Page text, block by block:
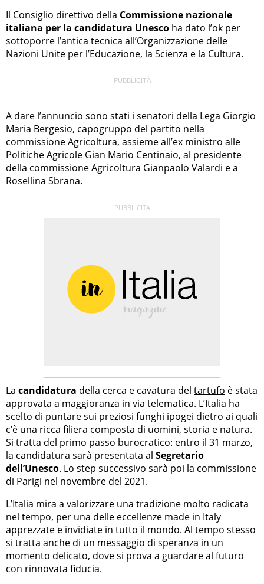
Il Consiglio direttivo della Commissione nazionale
italiana per la candidatura Unesco ha dato l’ok per
sottoporre l’antica tecnica all’Organizzazione delle
Nazioni Unite per l’Educazione, la Scienza e la Cultura.
A dare l’annuncio sono stati i senatori della Lega Giorgio
Maria Bergesio, capogruppo del partito nella
commissione Agricoltura, assieme all’ex ministro alle
Politiche Agricole Gian Mario Centinaio, al presidente
della commissione Agricoltura Gianpaolo Valardi e a
Rosellina Sbrana.
La candidatura della cerca e cavatura del tartufo è stata
approvata a maggioranza in via telematica. L’Italia ha
scelto di puntare sui preziosi funghi ipogei dietro ai quali
c’è una ricca filiera composta di uomini, storia e natura.
Si tratta del primo passo burocratico: entro il 31 marzo,
la candidatura sarà presentata al Segretario
dell’Unesco. Lo step successivo sarà poi la commissione
di Parigi nel novembre del 2021.
L’Italia mira a valorizzare una tradizione molto radicata
nel tempo, per una delle eccellenze made in Italy
apprezzate e invidiate in tutto il mondo. Al tempo stesso
si tratta anche di un messaggio di speranza in un
momento delicato, dove si prova a guardare al futuro
con rinnovata fiducia.